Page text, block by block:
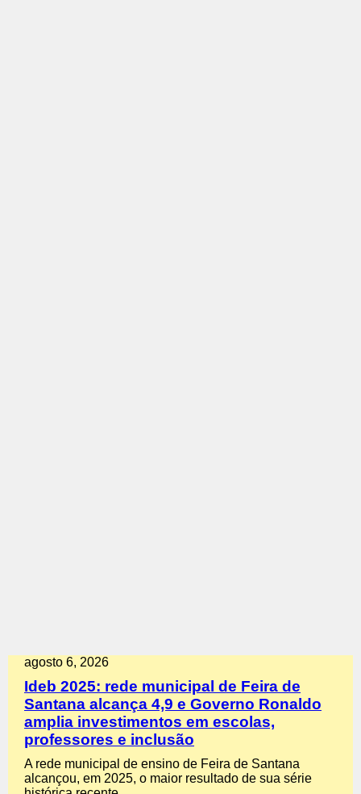
agosto 6, 2026
Ideb 2025: rede municipal de Feira de
Santana alcança 4,9 e Governo Ronaldo
amplia investimentos em escolas,
professores e inclusão
A rede municipal de ensino de Feira de Santana
alcançou, em 2025, o maior resultado de sua série